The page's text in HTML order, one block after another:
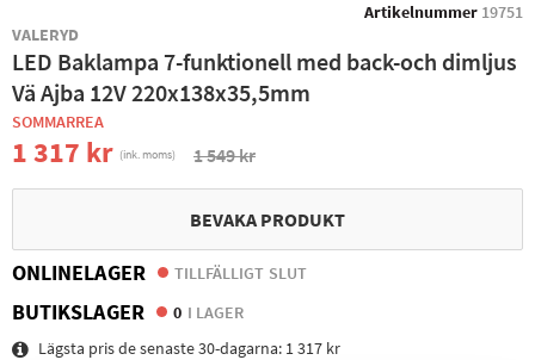
Artikelnummer 19751
VALERYD
LED Baklampa 7-funktionell med back-och dimljus
Vä Ajba 12V 220x138x35,5mm
SOMMARREA
1 317 kr (ink. moms) 1 549 kr
BEVAKA PRODUKT
ONLINELAGER TILLFÄLLIGT SLUT
BUTIKSLAGER 0 I LAGER
Lägsta pris de senaste 30-dagarna: 1 317 kr